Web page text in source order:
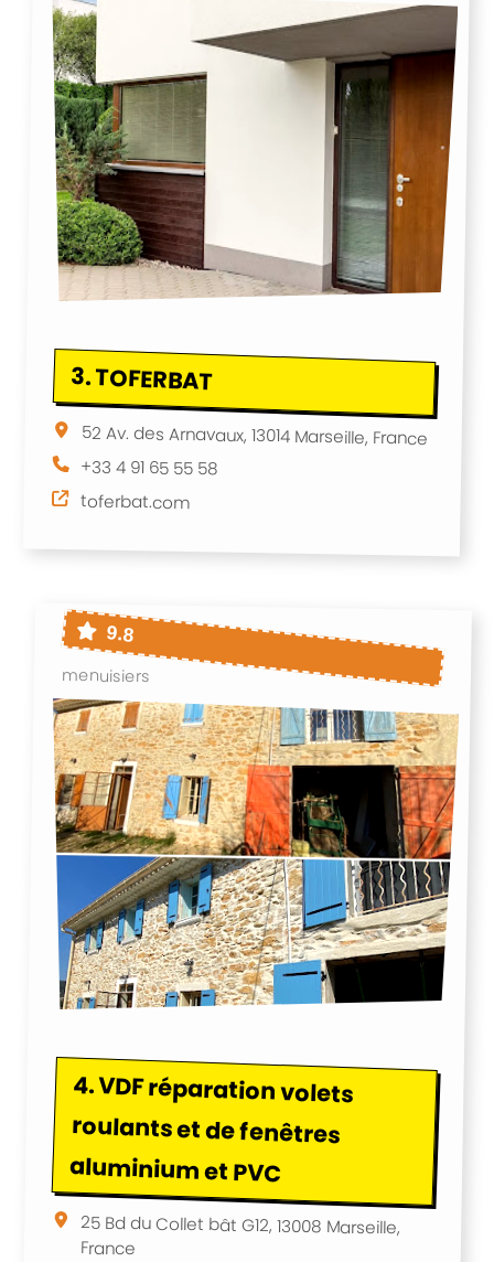
3.TOFERBAT
52 Av. des Arnavaux, 13014 Marseille, France
+33 4 91 65 55 58
toferbat.com
9.8
menuisiers
4.VDF réparation volets
roulants et de fenêtres
aluminium et PVC
25 Bd du Collet bât G12, 13008 Marseille,
France